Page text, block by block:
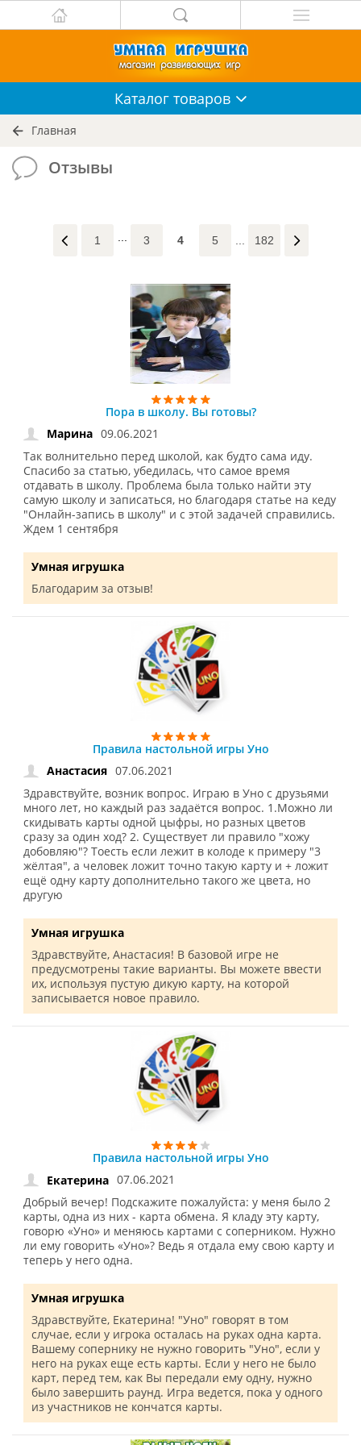
Каталог товаров
Главная
Отзывы
1 3 4 5 182
Пора в школу. Вы готовы?
Марина 09.06.2021
Так волнительно перед школой, как будто сама иду.
Спасибо за статью, убедилась, что самое время
отдавать в школу. Проблема была только найти эту
самую школу и записаться, но благодаря статье на кеду
"Онлайн-запись в школу" и с этой задачей справились.
Ждем 1 сентября
Умная игрушка
Благодарим за отзыв!
Правила настольной игры Уно
Анастасия 07.06.2021
Здравствуйте, возник вопрос. Играю в Уно с друзьями
много лет, но каждый раз задаётся вопрос. 1.Можно ли
скидывать карты одной цыфры, но разных цветов
сразу за один ход? 2. Существует ли правило "хожу
добовляю"? Тоесть если лежит в колоде к примеру "3
жёлтая", а человек ложит точно такую карту и + ложит
ещё одну карту дополнительно такого же цвета, но
другую
Умная игрушка
Здравствуйте, Анастасия! В базовой игре не
предусмотрены такие варианты. Вы можете ввести
их, используя пустую дикую карту, на которой
записывается новое правило.
Правила настольной игры Уно
Екатерина 07.06.2021
Добрый вечер! Подскажите пожалуйста: у меня было 2
карты, одна из них - карта обмена. Я кладу эту карту,
говорю «Уно» и меняюсь картами с соперником. Нужно
ли ему говорить «Уно»? Ведь я отдала ему свою карту и
теперь у него одна.
Умная игрушка
Здравствуйте, Екатерина! "Уно" говорят в том
случае, если у игрока осталась на руках одна карта.
Вашему сопернику не нужно говорить "Уно", если у
него на руках еще есть карты. Если у него не было
карт, перед тем, как Вы передали ему одну, нужно
было завершить раунд. Игра ведется, пока у одного
из участников не кончатся карты.